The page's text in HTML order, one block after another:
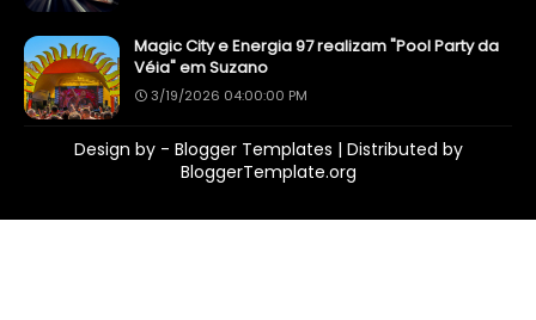
Magic City e Energia 97 realizam "Pool Party da
Véia" em Suzano
3/19/2026 04:00:00 PM
Design by - Blogger Templates | Distributed by
BloggerTemplate.org